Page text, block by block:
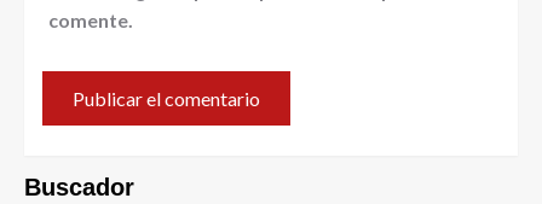
comente.
Buscador